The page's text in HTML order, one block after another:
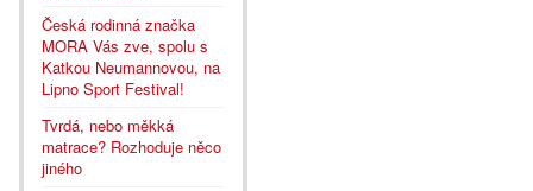
Česká rodinná značka
MORA Vás zve, spolu s
Katkou Neumannovou, na
Lipno Sport Festival!
Tvrdá, nebo měkká
matrace? Rozhoduje něco
jiného